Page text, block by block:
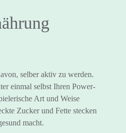
selber aktiv zu werden.
einmal selbst Ihren Power-
Art und Weise
Zucker und Fette stecken
macht.